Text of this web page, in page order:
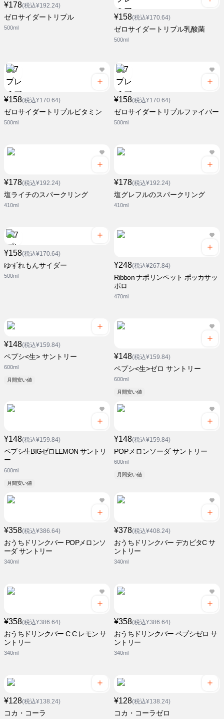
¥178(税込¥192.24)
ゼロサイダートリプル
500ml
¥158(税込¥170.64)
ゼロサイダートリプル乳酸菌
500ml
¥158(税込¥170.64)
ゼロサイダートリプルビタミン
500ml
¥158(税込¥170.64)
ゼロサイダートリプルファイバー
500ml
¥178(税込¥192.24)
塩ライチのスパークリング
410ml
¥178(税込¥192.24)
塩グレフルのスパークリング
410ml
¥158(税込¥170.64)
ゆずれもんサイダー
500ml
¥248(税込¥267.84)
Ribbon ナポリンペット ポッカサッ
ポロ
470ml
¥148(税込¥159.84)
ペプシ<生> サントリー
600ml
月間安い値
¥148(税込¥159.84)
ペプシ<生>ゼロ サントリー
600ml
月間安い値
¥148(税込¥159.84)
ペプシ生BIGゼロLEMON サントリ
ー
600ml
月間安い値
¥148(税込¥159.84)
POPメロンソーダ サントリー
600ml
月間安い値
¥358(税込¥386.64)
おうちドリンクバー POPメロンソ
ーダ サントリー
340ml
¥378(税込¥408.24)
おうちドリンクバー デカビタC サ
ントリー
340ml
¥358(税込¥386.64)
おうちドリンクバー C.C.レモン サ
ントリー
340ml
¥358(税込¥386.64)
おうちドリンクバー ペプシゼロ サ
ントリー
340ml
¥128(税込¥138.24)
コカ・コーラ
¥128(税込¥138.24)
コカ・コーラゼロ